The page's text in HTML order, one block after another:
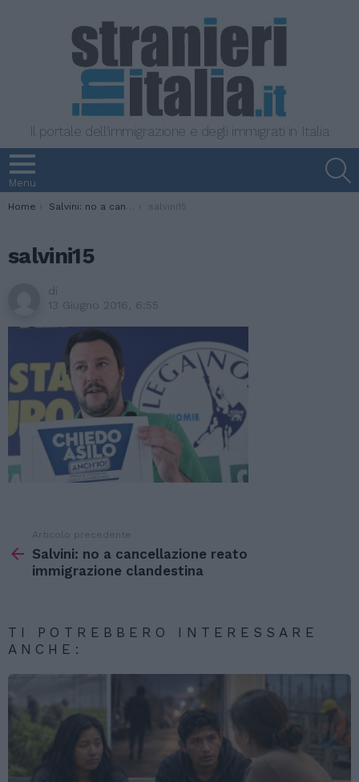
Il portale dell'immigrazione e degli immigrati in Italia
Menu
You are here:
Home Salvini: no a cancellazione reato immigrazione clandestina salvini15
salvini15
di
13 Giugno 2016, 6:55
di
Articolo precedente
Salvini: no a cancellazione reato
immigrazione clandestina
TI POTREBBERO INTERESSARE
ANCHE: